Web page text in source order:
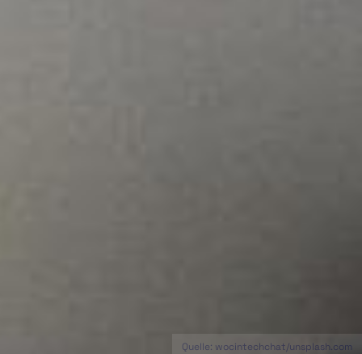
Quelle: wocintechchat/unsplash.com